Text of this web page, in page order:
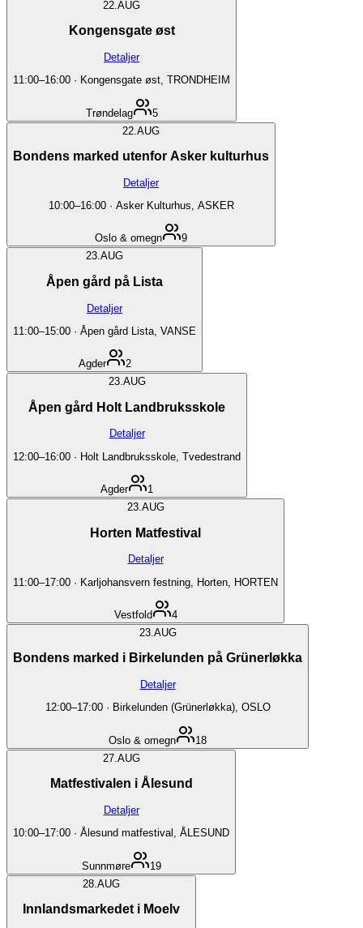
22. AUG
Kongensgate øst
Detaljer
11:00–16:00 · Kongensgate øst, TRONDHEIM
Trøndelag
5
22. AUG
Bondens marked utenfor Asker kulturhus
Detaljer
10:00–16:00· Asker Kulturhus, ASKER
Oslo & omegn
9
23.AUG
Åpen gård på Lista
Detaljer
11:00–15:00 · Åpen gård Lista, VANSE
Agder
2
23.AUG
Åpen gård Holt Landbruksskole
Detaljer
12:00–16:00 · Holt Landbruksskole, Tvedestrand
Agder
1
23.AUG
Horten Matfestival
Detaljer
11:00–17:00 · Karljohansvern festning, Horten, HORTEN
Vestfold
4
23. AUG
Bondens marked i Birkelunden på Grünerløkka
Detaljer
12:00–17:00· Birkelunden (Grünerløkka), OSLO
Oslo & omegn
18
27. AUG
Matfestivalen i Ålesund
Detaljer
10:00–17:00 · Ålesund matfestival, ÅLESUND
Sunnmøre
19
28. AUG
Innlandsmarkedet i Moelv